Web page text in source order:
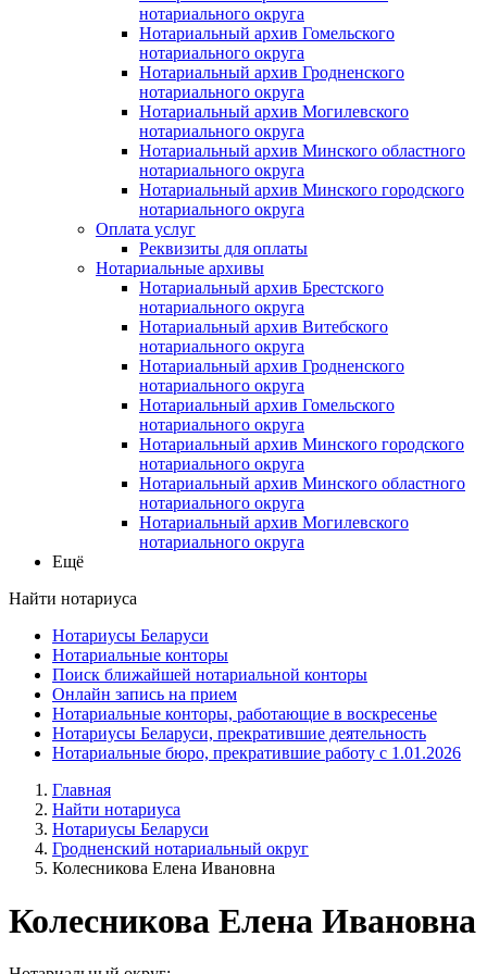
нотариального округа
Нотариальный архив Гомельского
нотариального округа
Нотариальный архив Гродненского
нотариального округа
Нотариальный архив Могилевского
нотариального округа
Нотариальный архив Минского областного
нотариального округа
Нотариальный архив Минского городского
нотариального округа
Оплата услуг
Реквизиты для оплаты
Нотариальные архивы
Нотариальный архив Брестского
нотариального округа
Нотариальный архив Витебского
нотариального округа
Нотариальный архив Гродненского
нотариального округа
Нотариальный архив Гомельского
нотариального округа
Нотариальный архив Минского городского
нотариального округа
Нотариальный архив Минского областного
нотариального округа
Нотариальный архив Могилевского
нотариального округа
Ещё
Найти нотариуса
Нотариусы Беларуси
Нотариальные конторы
Поиск ближайшей нотариальной конторы
Онлайн запись на прием
Нотариальные конторы, работающие в воскресенье
Нотариусы Беларуси, прекратившие деятельность
Нотариальные бюро, прекратившие работу с 1.01.2026
Главная
Найти нотариуса
Нотариусы Беларуси
Гродненский нотариальный округ
Колесникова Елена Ивановна
Колесникова Елена Ивановна